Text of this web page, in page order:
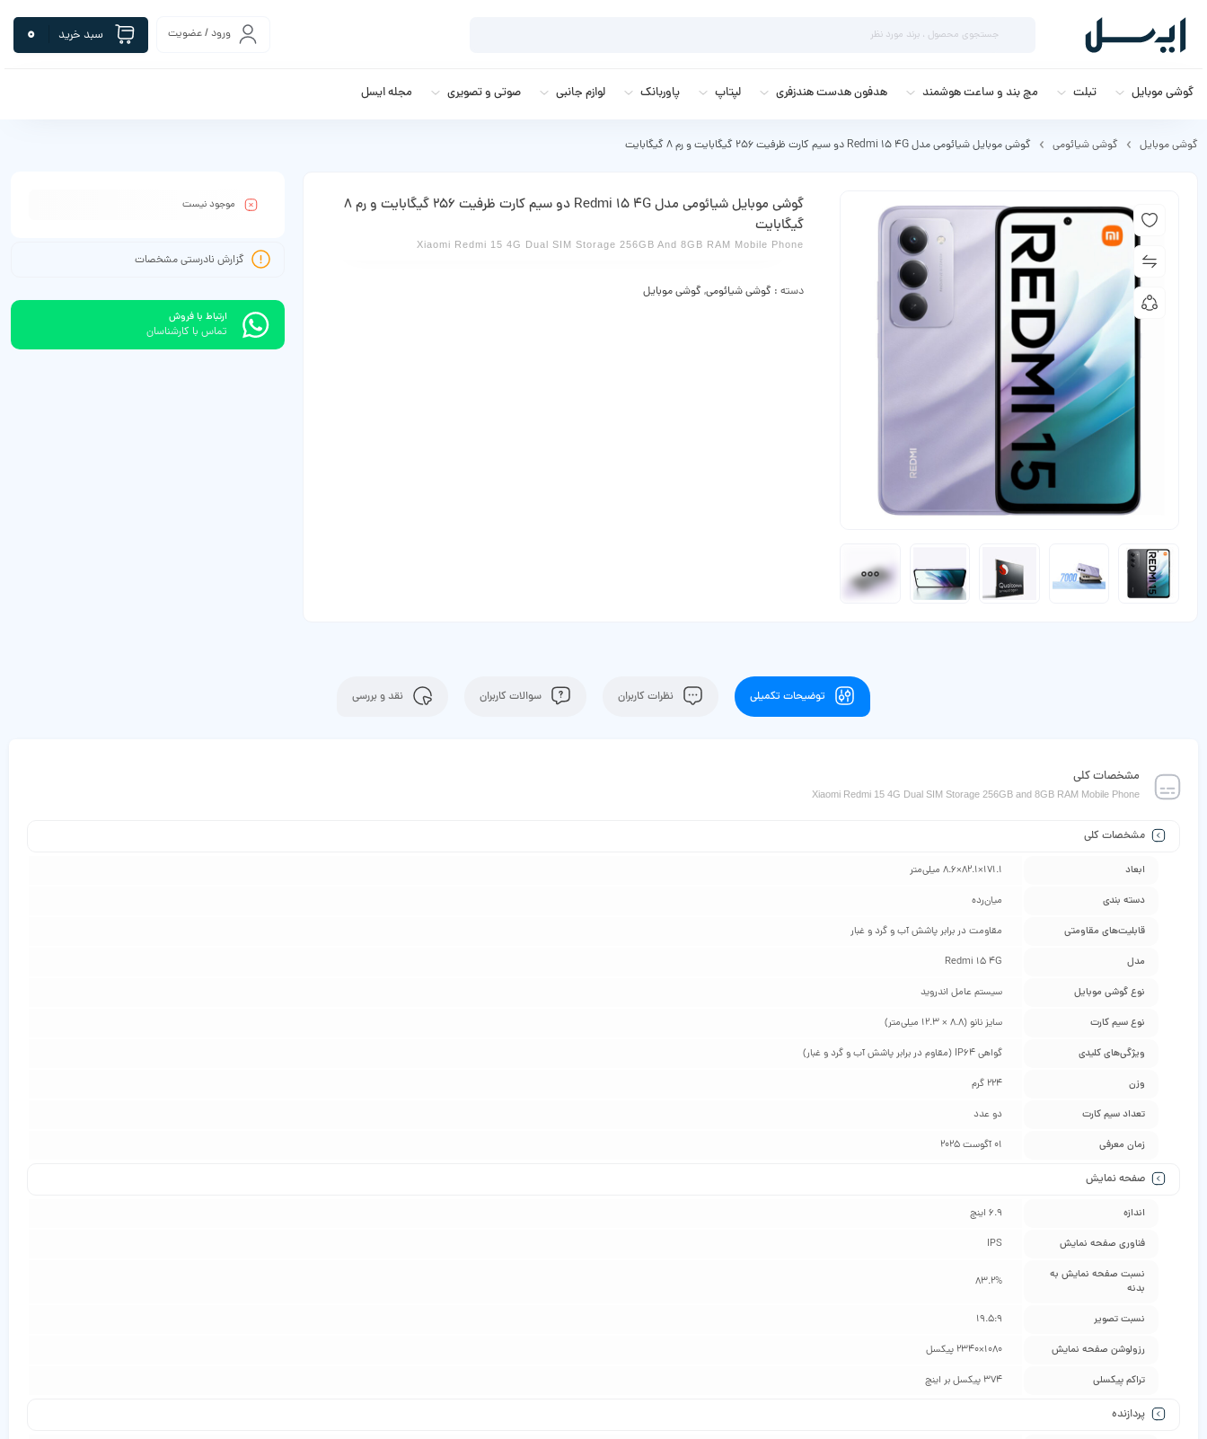
ورود / عضویت سبد خرید 0
گوشی موبایل تبلت مچ بند و ساعت هوشمند هدفون هدست هندزفری لپتاپ پاوربانک لوازم جانبی صوتی و تصویری مجله ایسل
گوشی موبایل گوشی شیائومی گوشی موبایل شیائومی مدل Redmi 15 4G دو سیم کارت ظرفیت 256 گیگابایت و رم 8 گیگابایت
گوشی موبایل شیائومی مدل Redmi 15 4G دو سیم کارت ظرفیت 256 گیگابایت و رم 8
گیگابایت
Xiaomi Redmi 15 4G Dual SIM Storage 256GB And 8GB RAM Mobile Phone
دسته : گوشی شیائومی,گوشی موبایل
موجود نیست
گزارش نادرستی مشخصات
ارتباط با فروش
تماس با کارشناسان
توضیحات تکمیلی نظرات کاربران سوالات کاربران نقد و بررسی
مشخصات کلی
Xiaomi Redmi 15 4G Dual SIM Storage 256GB and 8GB RAM Mobile Phone
مشخصات کلی
ابعاد 171.1×82.1×8.6 میلی‌متر
دسته ‌بندی ‌میان‌رده
قابلیت‌های مقاومتی مقاومت در برابر پاشش آب و گرد و غبار
مدل Redmi 15 4G
نوع گوشی موبایل سیستم عامل اندروید
نوع سیم کارت سایز نانو (8.8 × 12.3 میلی‌متر)
ویژگی‌های کلیدی گواهی IP64 (مقاوم در برابر پاشش آب و گرد و غبار)
وزن 224 گرم
تعداد سیم کارت دو عدد
زمان معرفی 01 آگوست 2025
صفحه نمایش
اندازه 6.9 اینچ
فناوری صفحه‌ نمایش IPS
نسبت صفحه‌ نمایش به
بدنه
83.2%
نسبت تصویر 19.5:9
رزولوشن صفحه نمایش 1080×2340 پیکسل
تراکم پیکسلی 374 پیکسل بر اینچ
پردازنده